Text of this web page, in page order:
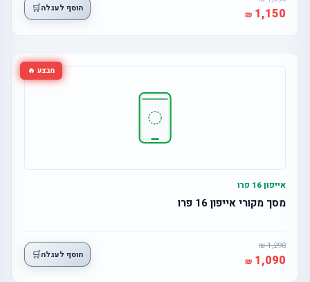
1,150 הוסף לעגלה🛒
מבצע 🔥
אייפון 16 פרו
מסך מקורי אייפון 16 פרו
1,290
1,090 הוסף לעגלה🛒